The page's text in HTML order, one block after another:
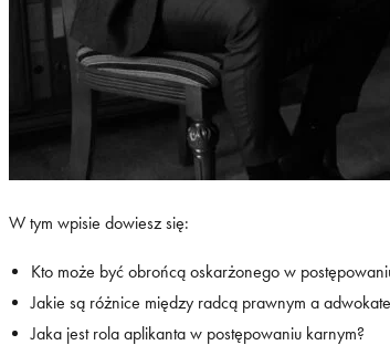
W tym wpisie dowiesz się:
Kto może być obrońcą oskarżonego w
Jakie są różnice między radcą prawnym a
Jaka jest rola aplikanta w postępowaniu karnym?